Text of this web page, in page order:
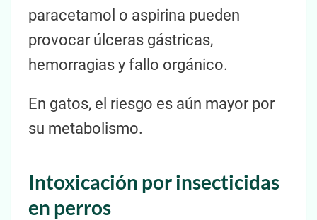
paracetamol o aspirina pueden
provocar úlceras gástricas,
hemorragias y fallo orgánico.
En gatos, el riesgo es aún mayor por
su metabolismo.
Intoxicación por insecticidas
en perros